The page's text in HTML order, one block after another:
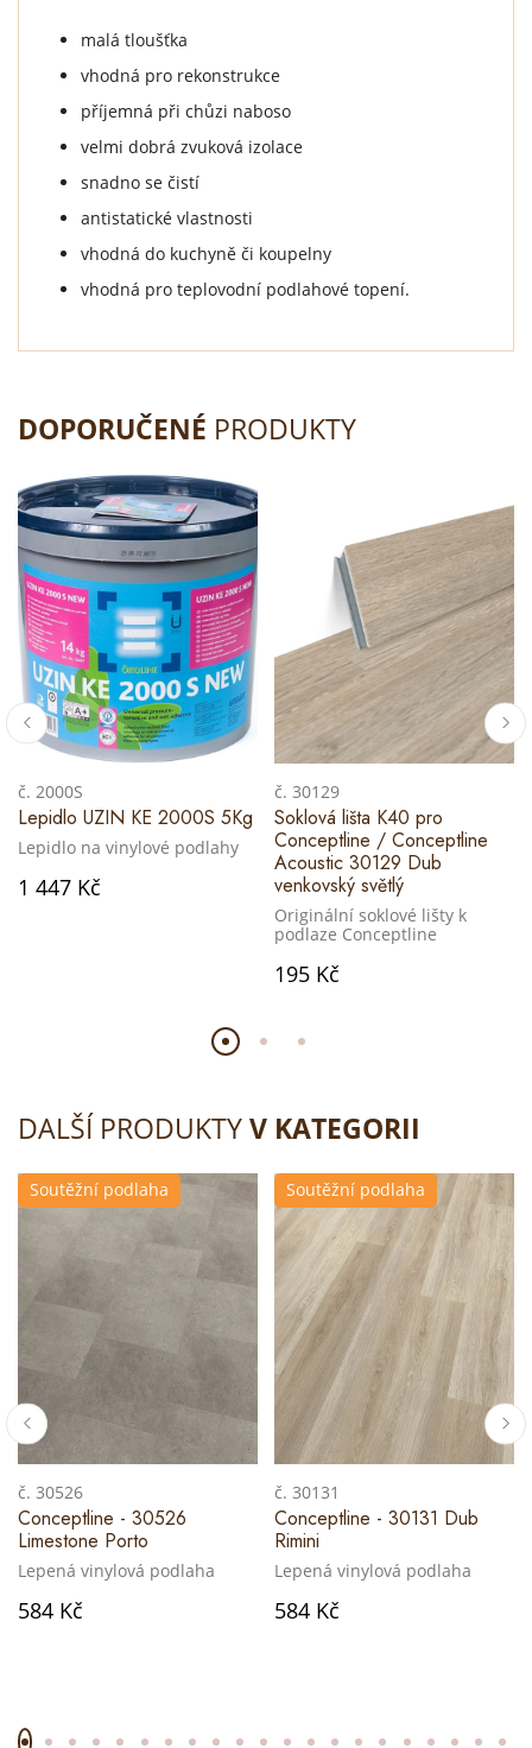
malá tloušťka
vhodná pro rekonstrukce
příjemná při chůzi naboso
velmi dobrá zvuková izolace
snadno se čistí
antistatické vlastnosti
vhodná do kuchyně či koupelny
vhodná pro teplovodní podlahové topení.
DOPORUČENÉ PRODUKTY
č. 2000S
Lepidlo UZIN KE 2000S 5Kg
Lepidlo na vinylové podlahy
1 447 Kč
č. 30129
Soklová lišta K40 pro
Conceptline / Conceptline
Acoustic 30129 Dub
venkovský světlý
Originální soklové lišty k
podlaze Conceptline
195 Kč
DALŠÍ PRODUKTYV KATEGORII
Soutěžní podlaha
č. 30526
Conceptline - 30526
Limestone Porto
Lepená vinylová podlaha
584 Kč
Soutěžní podlaha
č. 30131
Conceptline - 30131 Dub
Rimini
Lepená vinylová podlaha
584 Kč